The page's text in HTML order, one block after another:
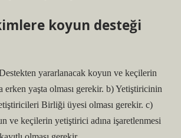
koyun desteği
yararlanacak koyun ve keçilerin
erken yaşta olması gerekir. b) Yetiştiricinin
Birliği üyesi olması gerekir. c)
ve keçilerin yetiştirici adına işaretlenmesi